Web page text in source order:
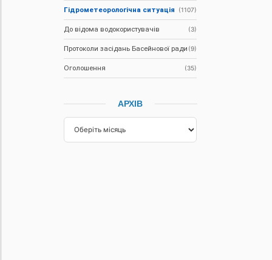
Гідрометеорологічна ситуація (1107)
До відома водокористувачів (3)
Протоколи засідань Басейнової ради (9)
Оголошення (35)
АРХІВ